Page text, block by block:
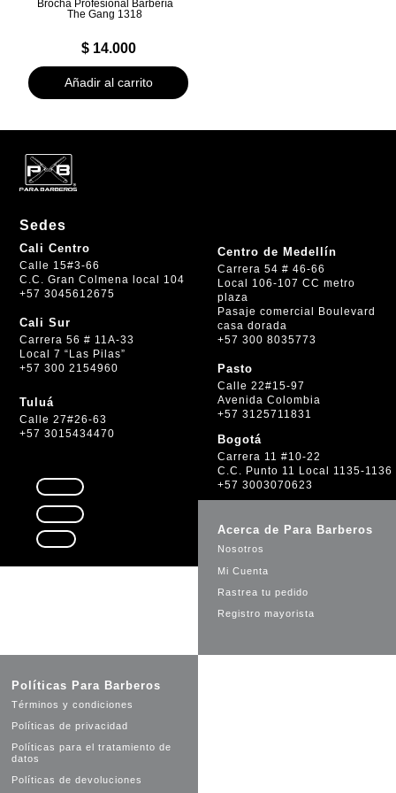
Brocha Profesional Barbería
The Gang 1318
$14.000
Añadir al carrito
Sedes
Cali Centro
Calle 15#3-66
C.C. Gran Colmena local 104
+57 3045612675
Cali Sur
Carrera 56 # 11A-33
Local 7 “Las Pilas”
+57 300 2154960
Tuluá
Calle 27#26-63
+57 3015434470
Seguir
Seguir
Seguir
Centro de Medellín
Carrera 54 # 46-66
Local 106-107 CC metro
plaza
Pasaje comercial Boulevard
casa dorada
+57 300 8035773
Pasto
Calle 22#15-97
Avenida Colombia
+57 3125711831
Bogotá
Carrera 11 #10-22
C.C. Punto 11 Local 1135-1136
+57 3003070623
Acerca de Para Barberos
Nosotros
Mi Cuenta
Rastrea tu pedido
Registro mayorista
Políticas Para Barberos
Términos y condiciones
Políticas de privacidad
Políticas para el tratamiento de
datos
Políticas de devoluciones